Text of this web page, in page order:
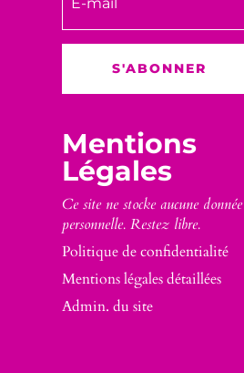
S'ABONNER
Mentions
Légales
Ce site ne stocke aucune donnée
personnelle. Restez libre.
Politique de confidentialité
Mentions légales détaillées
Admin. du site